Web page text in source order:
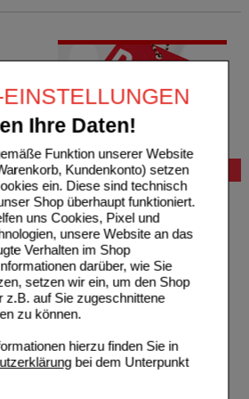
Ihre Daten!
Funktion unserer Website
Kundenkonto) setzen
ein. Diese sind technisch
Shop überhaupt funktioniert.
uns Cookies, Pixel und
unsere Website an das
Verhalten im Shop
darüber, wie Sie
setzen wir ein, um den Shop
z.B. auf Sie zugeschnittene
zu können.
hierzu finden Sie in
bei dem Unterpunkt
bei
Bewertung